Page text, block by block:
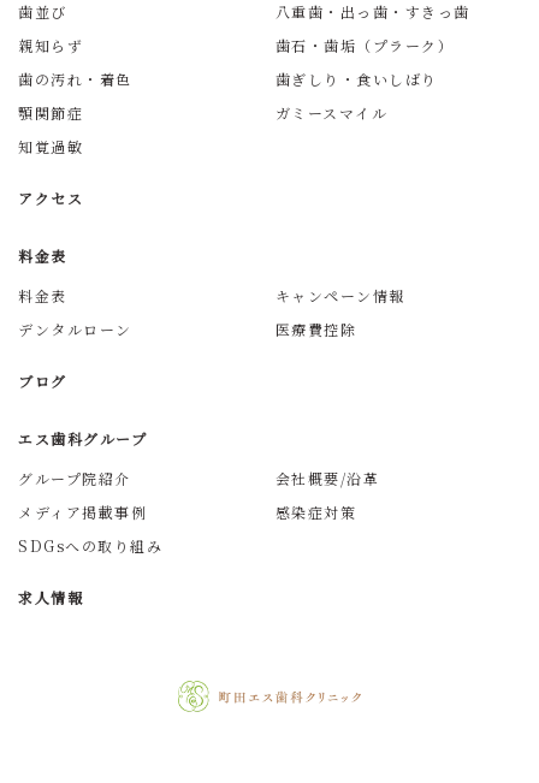
歯並び
八重歯・出っ歯・すきっ歯
親知らず
歯石・歯垢（プラーク）
歯の汚れ・着色
歯ぎしり・食いしばり
顎関節症
ガミースマイル
知覚過敏
アクセス
料金表
料金表
キャンペーン情報
デンタルローン
医療費控除
ブログ
エス歯科グループ
グループ院紹介
会社概要/沿革
メディア掲載事例
感染症対策
SDGsへの取り組み
求人情報